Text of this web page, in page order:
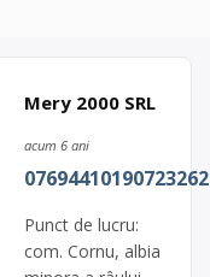
Mery 2000 SRL
acum 6 ani
Punct de lucru:
com. Cornu, albia